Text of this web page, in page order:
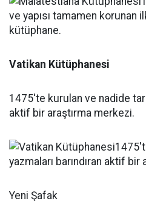
Vatikan Kütüphanesi
1475'te kurulan ve nadide
aktif bir araştırma merkezi.
Yeni Şafak